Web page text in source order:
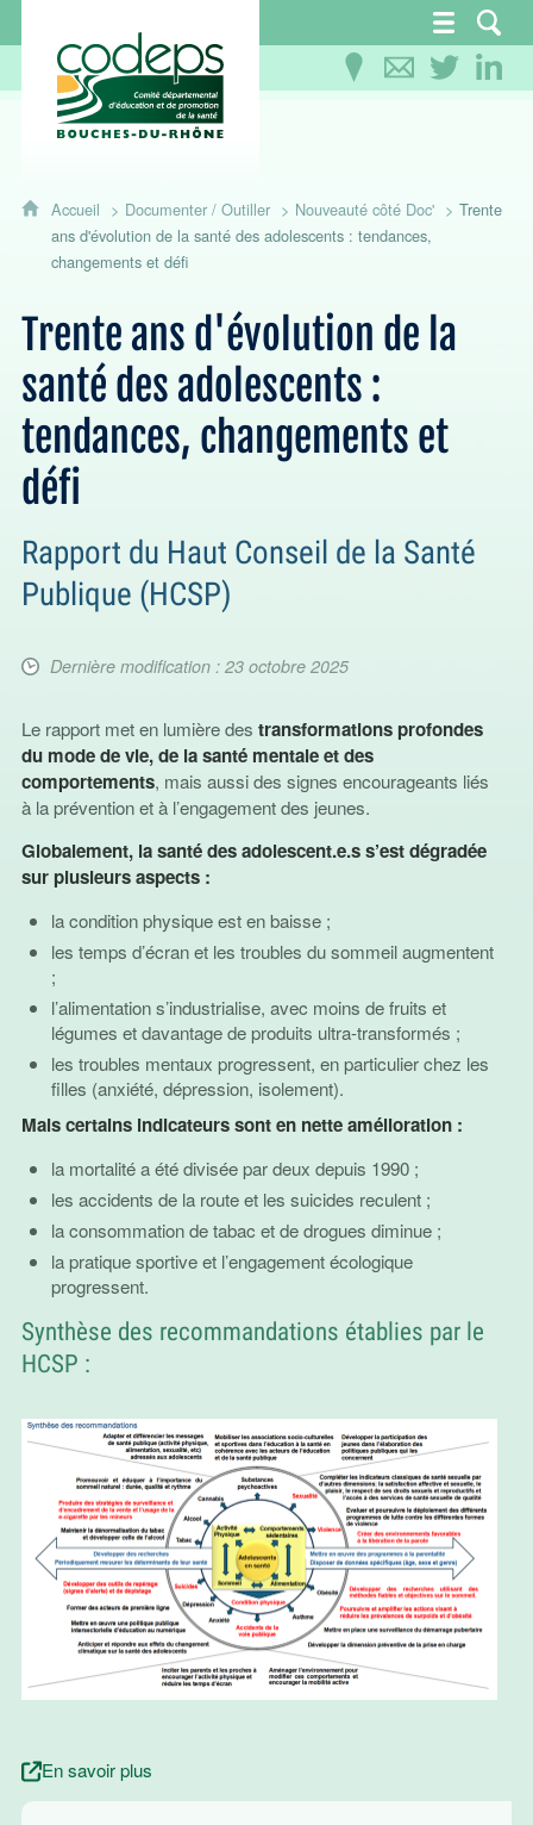
CoDEPS 13 - Comité départemental
Accueil Documenter / Outiller Nouveauté côté Doc'
Trente
ans d'évolution de la santé des adolescents : tendances,
changements et défi
Trente ans d'évolution de la
santé des adolescents :
tendances, changements et
défi
Rapport du Haut Conseil de la Santé
Publique (HCSP)
Dernière modification : 23 octobre 2025
Le rapport met en lumière des transformations profondes
du mode de vie, de la santé mentale et des
comportements, mais aussi des signes encourageants liés
à la prévention et à l’engagement des jeunes.
Globalement, la santé des adolescent.e.s s’est dégradée
sur plusieurs aspects :
la condition physique est en baisse ;
les temps d’écran et les troubles du sommeil augmentent
;
l’alimentation s’industrialise, avec moins de fruits et
légumes et davantage de produits ultra-transformés ;
les troubles mentaux progressent, en particulier chez les
filles (anxiété, dépression, isolement).
Mais certains indicateurs sont en nette amélioration :
la mortalité a été divisée par deux depuis 1990 ;
les accidents de la route et les suicides reculent ;
la consommation de tabac et de drogues diminue ;
la pratique sportive et l’engagement écologique
progressent.
Synthèse des recommandations établies par le
HCSP :
En savoir plus